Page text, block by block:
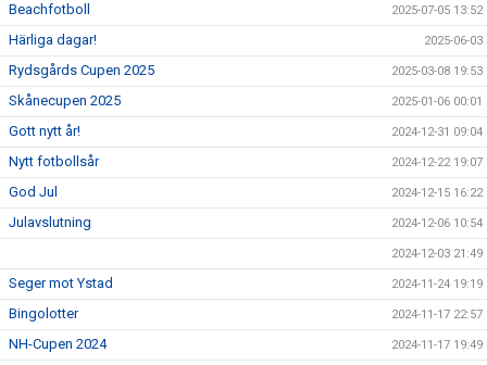
Beachfotboll 2025-07-05 13:52
Härliga dagar! 2025-06-03
Rydsgårds Cupen 2025 2025-03-08 19:53
Skånecupen 2025 2025-01-06 00:01
Gott nytt år! 2024-12-31 09:04
Nytt fotbollsår 2024-12-22 19:07
God Jul 2024-12-15 16:22
Julavslutning 2024-12-06 10:54
2024-12-03 21:49
Seger mot Ystad 2024-11-24 19:19
Bingolotter 2024-11-17 22:57
NH-Cupen 2024 2024-11-17 19:49